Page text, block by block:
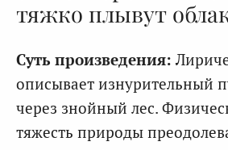
тяжко плывут
Суть произведения:
описывает изнурительный
через знойный лес.
тяжесть природы